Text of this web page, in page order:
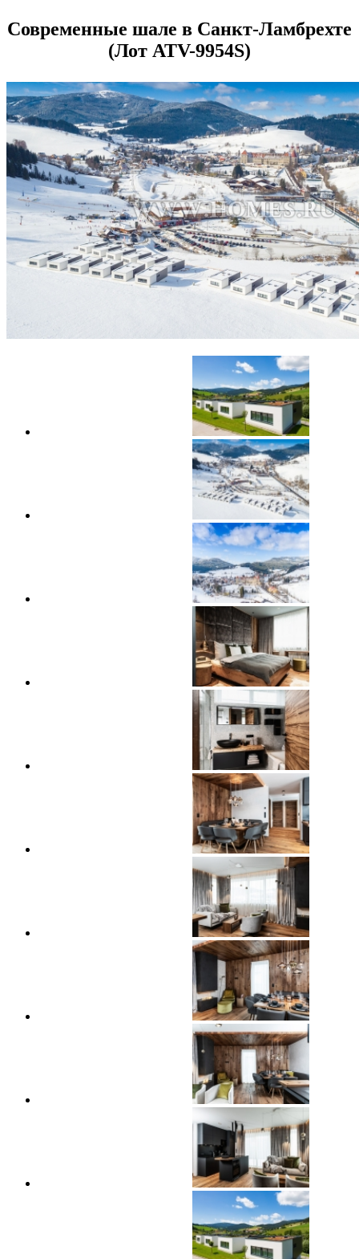
Современные шале в Санкт-Ламбрехте
(Лот ATV-9954S)